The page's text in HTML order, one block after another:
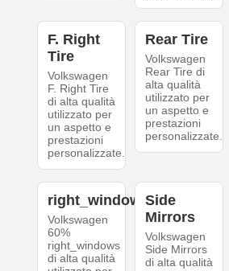
F. Right
Tire
Volkswagen
F. Right Tire
di alta qualità
utilizzato per
un aspetto e
prestazioni
personalizzate.
Rear Tire
Volkswagen
Rear Tire di
alta qualità
utilizzato per
un aspetto e
prestazioni
personalizzate.
right_windows
Volkswagen
60%
right_windows
di alta qualità
Side
Mirrors
Volkswagen
Side Mirrors
di alta qualità